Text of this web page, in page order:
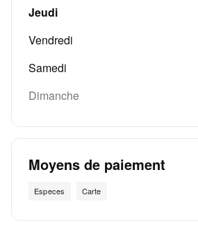
Jeudi
Vendredi
Samedi
Dimanche
Moyens de paiement
Especes Carte